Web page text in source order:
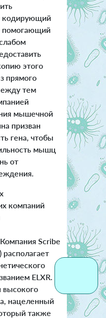
кодирующий
помогающий
этого
прямого
тем
мышечной
призван
гена, чтобы
мышц
от
компаний
Scribe
ELXR.
высокого
нацеленный
также